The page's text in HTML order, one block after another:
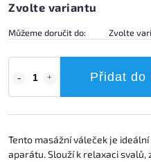
Zvolte variantu
Můžeme doručit do: Zvolte
Přidat do
Tento masážní váleček je
aparátu. Slouží k relaxaci